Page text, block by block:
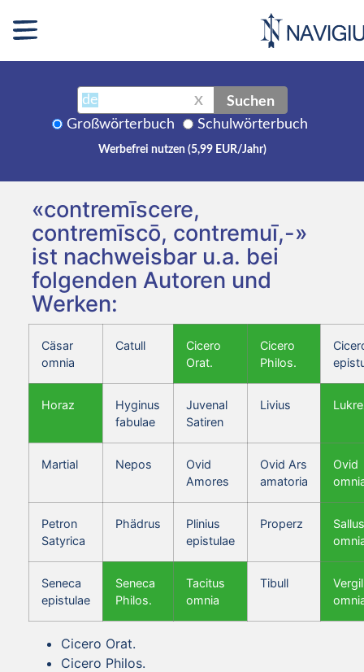
X Suchen
Großwörterbuch Schulwörterbuch
Werbefrei nutzen (5,99 EUR/Jahr)
«contremīscere,
contremīscō, contremuī,-»
ist nachweisbar u.a. bei
folgenden Autoren und
Werken:
Cäsar
omnia
Catull
Cicero
Orat.
Cicero
Philos.
Horaz
Hyginus
fabulae
Juvenal
Satiren
Livius
Martial Nepos
Ovid
Amores
Ovid Ars
amatoria
Ovid
Petron
Satyrica
Phädrus
Plinius
epistulae
Properz
Seneca
epistulae
Seneca
Philos.
Tacitus
omnia
Tibull
Vergil
Cicero Orat.
Cicero Philos.